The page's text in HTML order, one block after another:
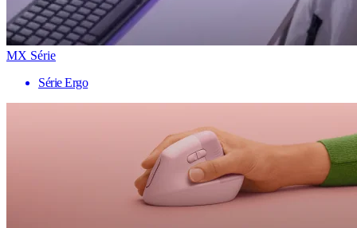
MX Série
Série Ergo